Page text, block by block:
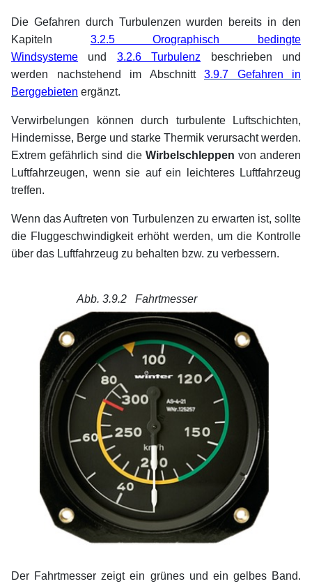
Die Gefahren durch Turbulenzen wurden bereits in den
Kapiteln 3.2.5 Orographisch bedingte
Windsysteme und 3.2.6 Turbulenz
beschrieben und
werden nachstehend im Abschnitt 3.9.7 Gefahren in
Berggebieten ergänzt.
Verwirbelungen können durch turbulente Luftschichten,
Hindernisse, Berge und starke Thermik verursacht werden.
Extrem gefährlich sind dieWirbelschleppen von anderen
Luftfahrzeugen, wenn sie auf ein leichteres Luftfahrzeug
treffen.
Wenn das Auftreten von Turbulenzen zu erwarten ist, sollte
die Fluggeschwindigkeit erhöht werden, um die Kontrolle
über das Luftfahrzeug zu behalten bzw. zu verbessern.
Abb. 3.9.2 Fahrtmesser
Der Fahrtmesser zeigt ein grünes und ein gelbes Band.